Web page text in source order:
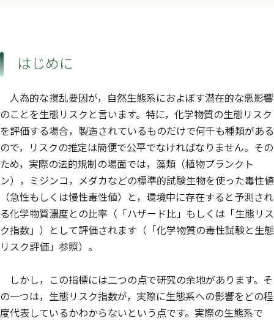
はじめに
人為的な撹乱要因が，自然生態系におよぼす潜在的な悪影響
のことを生態リスクと言います。特に，化学物質の生態リスク
を評価する場合，製造されているものだけで何千も種類がある
ので，リスクの推定は簡便で公平でなければなりません。その
ため，実際の法的規制の場面では，藻類（植物プランクト
ン），ミジンコ，メダカなどの標準的試験生物を使った毒性値
（急性もしくは慢性毒性値）と，環境中に存在すると予測され
る化学物質濃度との比率（「ハザード比」もしくは「生態リス
ク指数」）として評価されます（「化学物質の毒性試験と生態
リスク評価」参照）。
しかし，この指標には二つの点で研究の余地があります。そ
の一つは，生態リスク指数が，実際に生態系への影響をどの程
度代表しているかわからないという点です。実際の生態系で